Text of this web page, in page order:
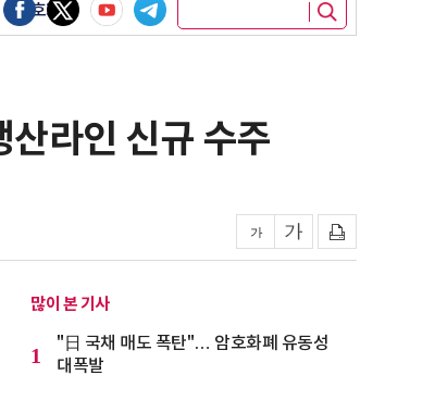
암호화폐
라인 신규 수주
많이 본 기사
1
"日 국채 매도 폭탄"… 암호화폐 유동성
대폭발